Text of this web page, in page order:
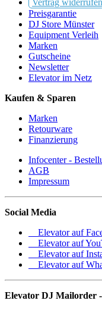
Vertrag widerrufen
Preisgarantie
DJ Store Münster
Equipment Verleih
Marken
Gutscheine
Newsletter
Elevator im Netz
Kaufen & Sparen
Marken
Retourware
Finanzierung
Infocenter -
AGB
Impressum
Social Media
Elevator auf
Elevator auf
Elevator auf
Elevator auf
Elevator DJ Mailorder -